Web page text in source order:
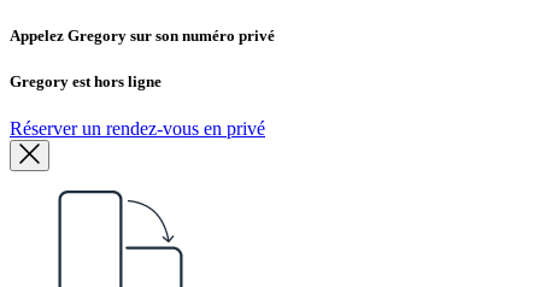
Appelez Gregory sur son numéro privé
Gregory est hors ligne
Réserver un rendez-vous en privé